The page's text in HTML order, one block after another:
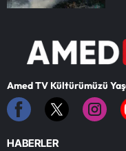
Amed TV Kültürümüzü
HABERLER